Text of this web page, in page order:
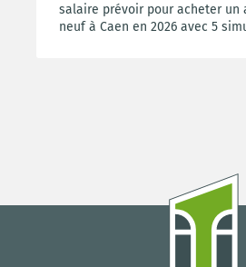
salaire prévoir pour acheter un
neuf à Caen en 2026 avec 5